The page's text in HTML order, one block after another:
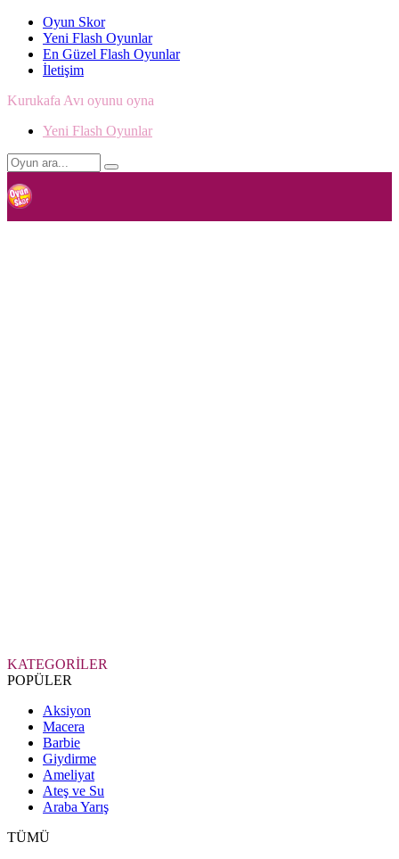
Oyun Skor
Yeni Flash Oyunlar
En Güzel Flash Oyunlar
İletişim
Kurukafa Avı oyunu oyna
Yeni Flash Oyunlar
KATEGORİLER
POPÜLER
Aksiyon
Macera
Barbie
Giydirme
Ameliyat
Ateş ve Su
Araba Yarış
TÜMÜ